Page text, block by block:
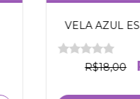
VELA AZUL
R$18,00